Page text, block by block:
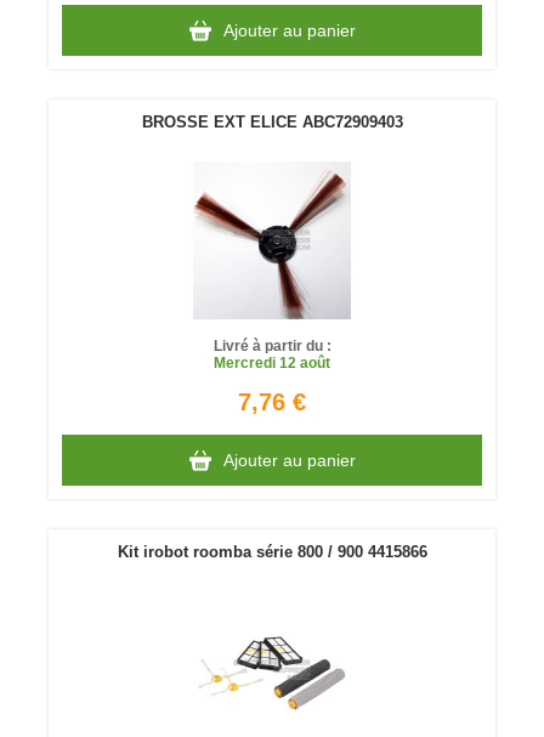
Ajouter au panier
BROSSE EXT ELICE ABC72909403
Livré à partir du :
Mercredi 12 août
7,76 €
Ajouter au panier
Kit irobot roomba série 800 / 900 4415866